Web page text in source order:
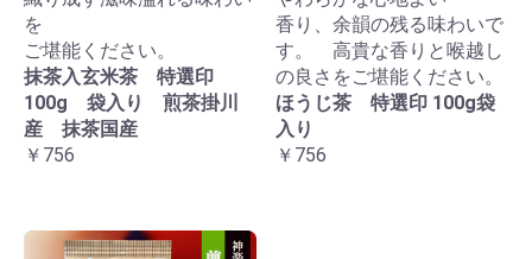
を
ご堪能ください。
抹茶入玄米茶 特選印
100g 袋入り 煎茶掛川
産 抹茶国産
￥756
香り、余韻の残る味わいで
す。 高貴な香りと喉越し
の良さをご堪能ください。
ほうじ茶 特選印 100g袋
入り
￥756